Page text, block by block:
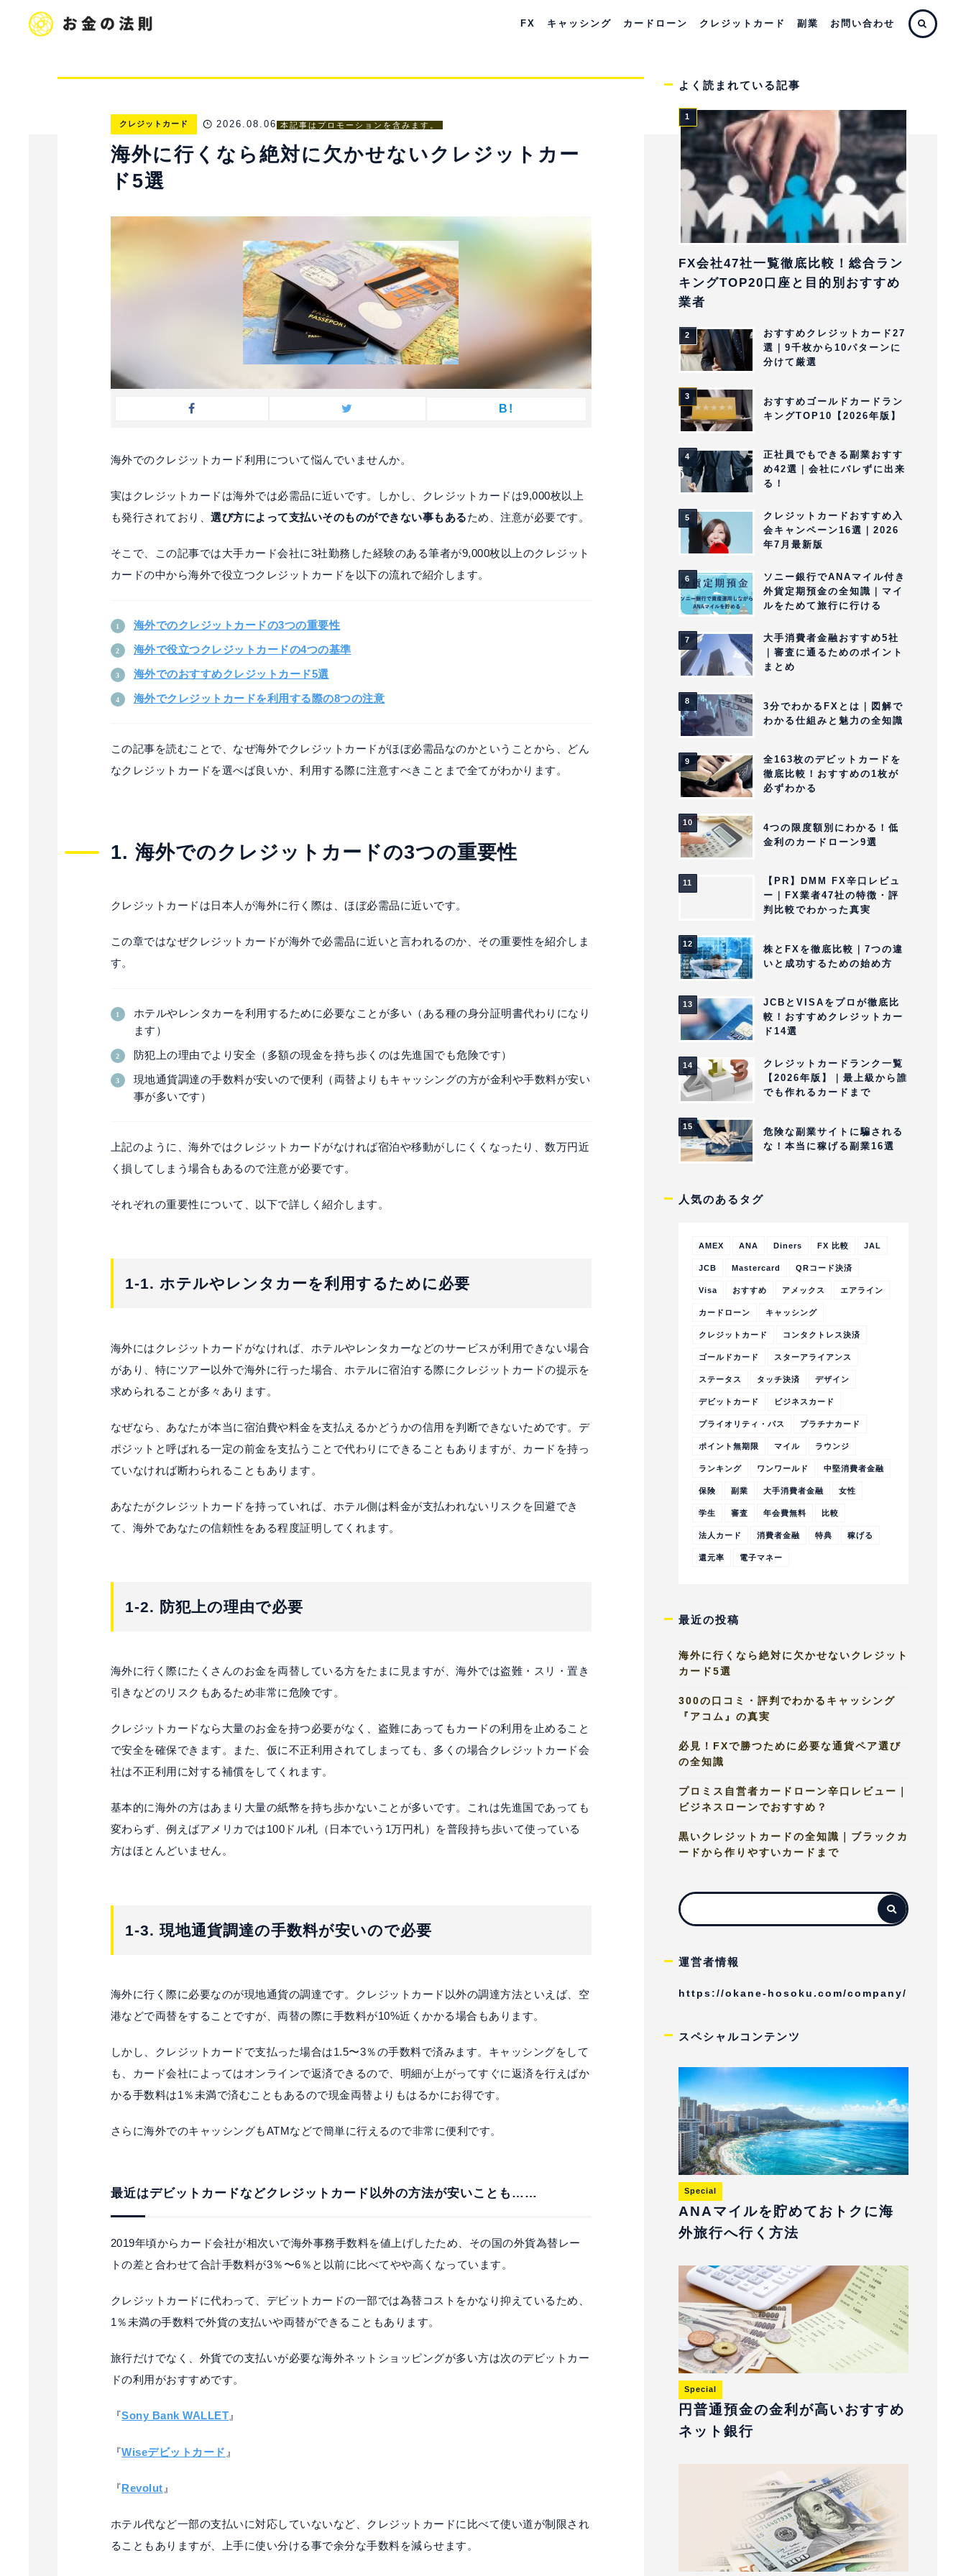
FX キャッシング カードローン クレジットカード 副業 お問い合わせ
本記事はプロモーションを含みます。
クレジットカード 2026.08.06
海外に行くなら絶対に欠かせないクレジットカー
ド5選
B!
海外でのクレジットカード利用について悩んでいませんか。
実はクレジットカードは海外では必需品に近いです。しかし、クレジットカードは9,000枚以上
も発行されており、選び方によって支払いそのものができない事もあるため、注意が必要です。
そこで、この記事では大手カード会社に3社勤務した経験のある筆者が9,000枚以上のクレジット
カードの中から海外で役立つクレジットカードを以下の流れで紹介します。
海外でのクレジットカードの3つの重要性
海外で役立つクレジットカードの4つの基準
海外でのおすすめクレジットカード5選
海外でクレジットカードを利用する際の8つの注意
この記事を読むことで、なぜ海外でクレジットカードがほぼ必需品なのかということから、どん
なクレジットカードを選べば良いか、利用する際に注意すべきことまで全てがわかります。
1. 海外でのクレジットカードの3つの重要性
クレジットカードは日本人が海外に行く際は、ほぼ必需品に近いです。
この章ではなぜクレジットカードが海外で必需品に近いと言われるのか、その重要性を紹介しま
す。
ホテルやレンタカーを利用するために必要なことが多い（ある種の身分証明書代わりになり
ます）
防犯上の理由でより安全（多額の現金を持ち歩くのは先進国でも危険です）
現地通貨調達の手数料が安いので便利（両替よりもキャッシングの方が金利や手数料が安い
事が多いです）
上記のように、海外ではクレジットカードがなければ宿泊や移動がしにくくなったり、数万円近
く損してしまう場合もあるので注意が必要です。
それぞれの重要性について、以下で詳しく紹介します。
1-1. ホテルやレンタカーを利用するために必要
海外にはクレジットカードがなければ、ホテルやレンタカーなどのサービスが利用できない場合
があり、特にツアー以外で海外に行った場合、ホテルに宿泊する際にクレジットカードの提示を
求められることが多々あります。
なぜなら、あなたが本当に宿泊費や料金を支払えるかどうかの信用を判断できないためです。デ
ポジットと呼ばれる一定の前金を支払うことで代わりにできることもありますが、カードを持っ
ていなければ断わられることもあります。
あなたがクレジットカードを持っていれば、ホテル側は料金が支払われないリスクを回避でき
て、海外であなたの信頼性をある程度証明してくれます。
1-2. 防犯上の理由で必要
海外に行く際にたくさんのお金を両替している方をたまに見ますが、海外では盗難・スリ・置き
引きなどのリスクもあるため非常に危険です。
クレジットカードなら大量のお金を持つ必要がなく、盗難にあってもカードの利用を止めること
で安全を確保できます。また、仮に不正利用されてしまっても、多くの場合クレジットカード会
社は不正利用に対する補償をしてくれます。
基本的に海外の方はあまり大量の紙幣を持ち歩かないことが多いです。これは先進国であっても
変わらず、例えばアメリカでは100ドル札（日本でいう1万円札）を普段持ち歩いて使っている
方はほとんどいません。
1-3. 現地通貨調達の手数料が安いので必要
海外に行く際に必要なのが現地通貨の調達です。クレジットカード以外の調達方法といえば、空
港などで両替をすることですが、両替の際に手数料が10%近くかかる場合もあります。
しかし、クレジットカードで支払った場合は1.5〜3％の手数料で済みます。キャッシングをして
も、カード会社によってはオンラインで返済できるので、明細が上がってすぐに返済を行えばか
かる手数料は1％未満で済むこともあるので現金両替よりもはるかにお得です。
さらに海外でのキャッシングもATMなどで簡単に行えるので非常に便利です。
最近はデビットカードなどクレジットカード以外の方法が安いことも……
2019年頃からカード会社が相次いで海外事務手数料を値上げしたため、その国の外貨為替レー
トの差と合わせて合計手数料が3％〜6％と以前に比べてやや高くなっています。
クレジットカードに代わって、デビットカードの一部では為替コストをかなり抑えているため、
1％未満の手数料で外貨の支払いや両替ができることもあります。
旅行だけでなく、外貨での支払いが必要な海外ネットショッピングが多い方は次のデビットカー
ドの利用がおすすめです。
『Sony Bank WALLET』
『Wiseデビットカード 』
『Revolut 』
ホテル代など一部の支払いに対応していないなど、クレジットカードに比べて使い道が制限され
ることもありますが、上手に使い分ける事で余分な手数料を減らせます。
よく読まれている記事
FX会社47社一覧徹底比較！総合ラン
キングTOP20口座と目的別おすすめ
業者
おすすめクレジットカード27
選｜9千枚から10パターンに
分けて厳選
おすすめゴールドカードラン
キングTOP10【2026年版】
正社員でもできる副業おすす
め42選｜会社にバレずに出来
る！
クレジットカードおすすめ入
会キャンペーン16選｜2026
年7月最新版
ソニー銀行でANAマイル付き
外貨定期預金の全知識｜マイ
ルをためて旅行に行ける
大手消費者金融おすすめ5社
｜審査に通るためのポイント
まとめ
3分でわかるFXとは｜図解で
わかる仕組みと魅力の全知識
全163枚のデビットカードを
徹底比較！おすすめの1枚が
必ずわかる
4つの限度額別にわかる！低
金利のカードローン9選
【PR】DMM FX辛口レビュ
ー｜FX業者47社の特徴・評
判比較でわかった真実
株とFXを徹底比較｜7つの違
いと成功するための始め方
JCBとVISAをプロが徹底比
較！おすすめクレジットカー
ド14選
クレジットカードランク一覧
【2026年版】｜最上級から誰
でも作れるカードまで
危険な副業サイトに騙される
な！本当に稼げる副業16選
人気のあるタグ
AMEX ANA Diners FX 比較 JAL
JCB Mastercard QRコード決済
Visa おすすめ アメックス エアライン
カードローン キャッシング
クレジットカード コンタクトレス決済
ゴールドカード スターアライアンス
ステータス タッチ決済 デザイン
デビットカード ビジネスカード
プライオリティ・パス プラチナカード
ポイント無期限 マイル ラウンジ
ランキング ワンワールド 中堅消費者金融
保険 副業 大手消費者金融 女性
学生 審査 年会費無料 比較
法人カード 消費者金融 特典 稼げる
還元率 電子マネー
最近の投稿
海外に行くなら絶対に欠かせないクレジット
カード5選
300の口コミ・評判でわかるキャッシング
『アコム』の真実
必見！FXで勝つために必要な通貨ペア選び
の全知識
プロミス自営者カードローン辛口レビュー｜
ビジネスローンでおすすめ？
黒いクレジットカードの全知識｜ブラックカ
ードから作りやすいカードまで
運営者情報
https://okane-hosoku.com/company/
スペシャルコンテンツ
Special
ANAマイルを貯めておトクに海
外旅行へ行く方法
Special
円普通預金の金利が高いおすすめ
ネット銀行